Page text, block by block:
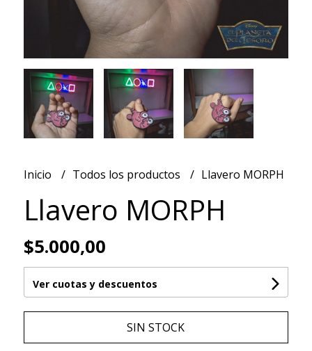
Inicio Todos los productos Llavero MORPH
Llavero MORPH
$5.000,00
Ver cuotas y descuentos
SIN STOCK